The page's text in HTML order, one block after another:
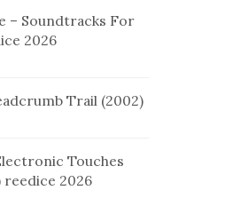
– Soundtracks For
2026
Trail (2002)
Touches
reedice 2026